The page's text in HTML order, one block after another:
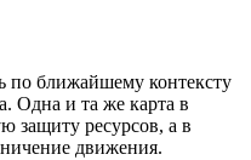
по ближайшему контексту
Одна и та же карта в
защиту ресурсов, а в
движения.